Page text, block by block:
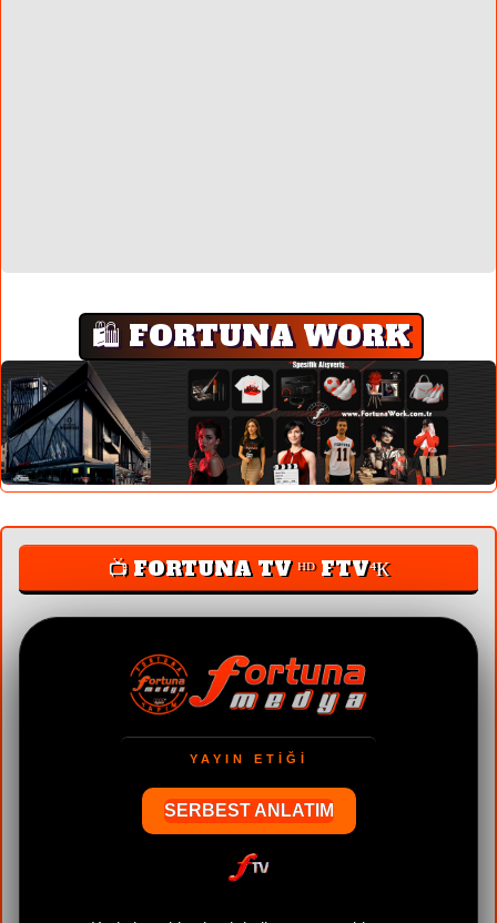
🛍️ FORTUNA WORK
📺 FORTUNA TV ᴴᴰ FTV⁴К
YAYIN ETİĞİ
SERBEST ANLATIM